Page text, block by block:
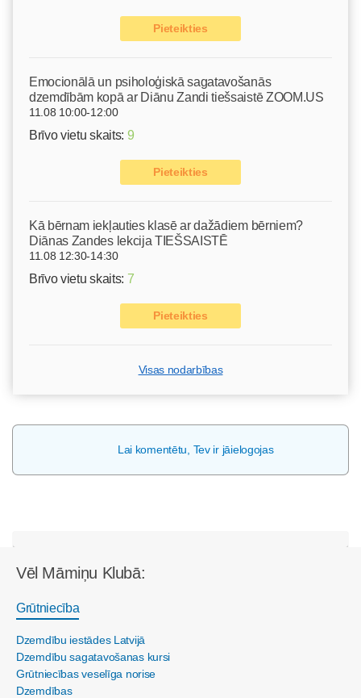
Pieteikties
Emocionālā un psiholoģiskā sagatavošanās
dzemdībām kopā ar Diānu Zandi tiešsaistē ZOOM.US
11.08 10:00-12:00
Brīvo vietu skaits: 9
Pieteikties
Kā bērnam iekļauties klasē ar dažādiem bērniem?
Diānas Zandes lekcija TIEŠSAISTĒ
11.08 12:30-14:30
Brīvo vietu skaits: 7
Pieteikties
Visas nodarbības
Lai komentētu, Tev ir jāielogojas
Vēl Māmiņu Klubā:
Grūtniecība
Dzemdību iestādes Latvijā
Dzemdību sagatavošanas kursi
Grūtniecības veselīga norise
Dzemdības